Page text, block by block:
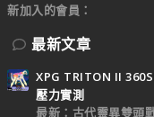
新加入的會員
最新文章
XPG TRITON II
壓力實測
最新：古代靈異雙頭